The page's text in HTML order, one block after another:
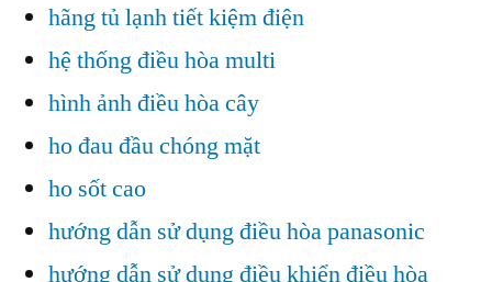
hãng tủ lạnh tiết kiệm điện
hệ thống điều hòa multi
hình ảnh điều hòa cây
ho đau đầu chóng mặt
ho sốt cao
hướng dẫn sử dụng điều hòa panasonic
hướng dẫn sử dụng điều khiển điều hòa